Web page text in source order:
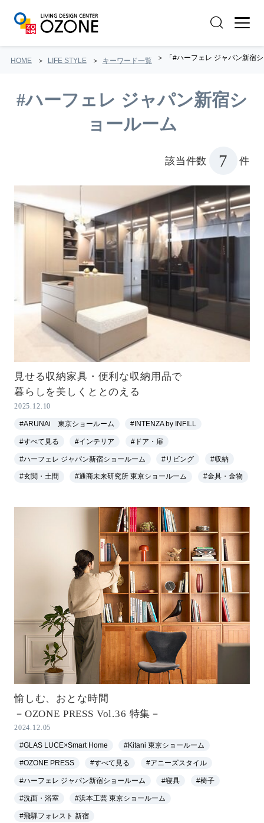
HOME LIFE STYLE キーワード一覧 「#ハーフェレ ジャパン新宿
#ハーフェレ ジャパン新宿シ
ョールーム
該当件数 7 件
見せる収納家具・便利な収納用品で
暮らしを美しくととのえる
2025.12.10
#ARUNAi 東京ショールーム #INTENZA by INFILL
#すべて見る #インテリア #ドア・扉
#ハーフェレ ジャパン新宿ショールーム #リビング #収納
#玄関・土間 #通商未来研究所 東京ショールーム #金具・金物
愉しむ、おとな時間
－OZONE PRESS Vol.36 特集－
2024.12.05
#GLAS LUCE×Smart Home #Kitani 東京ショールーム
#OZONE PRESS #すべて見る #アニーズスタイル
#ハーフェレ ジャパン新宿ショールーム #寝具 #椅子
#洗面・浴室 #浜本工芸 東京ショールーム
#飛騨フォレスト 新宿